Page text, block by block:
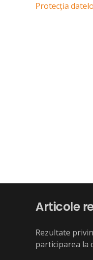
Protecția
Articole
Rezultate
participarea la